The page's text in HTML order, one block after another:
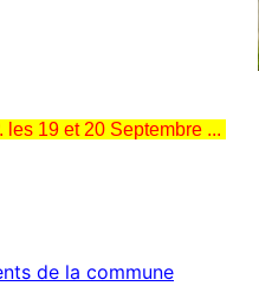
19 et 20 Septembre ...
de la commune